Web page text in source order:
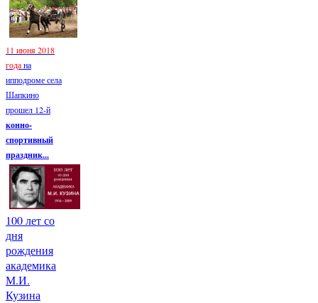
11 июня 2018
годана
ипподроме села
Шапкино
прошел 12-й
конно-
спортивный
праздник...
100 лет со
дня
рождения
академика
М.И.
Кузина